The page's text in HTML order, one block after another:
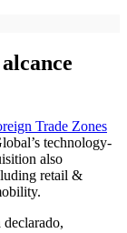
Trade Zones
technology-
also
retail &